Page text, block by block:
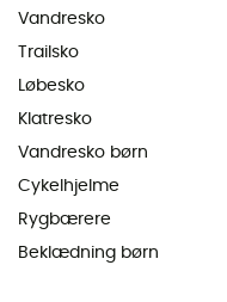
Vandresko
Trailsko
Løbesko
Klatresko
Vandresko børn
Cykelhjelme
Rygbærere
Beklædning børn